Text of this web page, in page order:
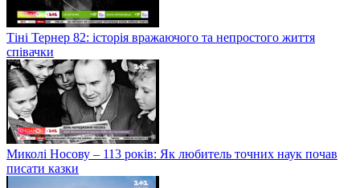
Тіні Тернер 82: історія вражаючого та непростого життя
співачки
Миколі Носову – 113 років: Як любитель точних наук почав
писати казки